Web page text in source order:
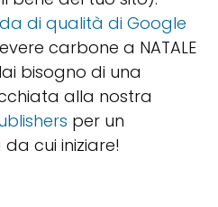
di qualità di Google
carbone a NATALE
bisogno di una
alla nostra
per un
cui iniziare!